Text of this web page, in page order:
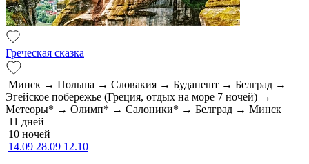
Греческая сказка
Минск → Польша → Словакия → Будапешт → Белград →
Эгейское побережье (Греция, отдых на море 7 ночей) →
Метеоры* → Олимп* → Салоники* → Белград → Минск
11 дней
10 ночей
14.09 28.09 12.10